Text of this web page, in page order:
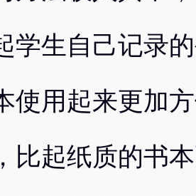
学生自己记录
使用起来更加
比起纸质的书